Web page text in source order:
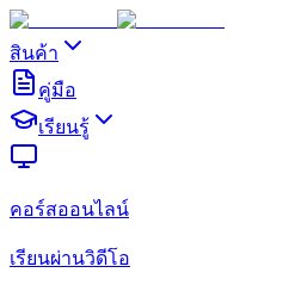
สินค้า
คู่มือ
เรียนรู้
คอร์สออนไลน์
เรียนผ่านวิดีโอ